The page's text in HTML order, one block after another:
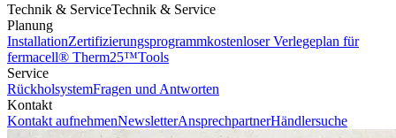
Technik & ServiceTechnik & Service
Planung
InstallationZertifizierungsprogrammkostenloser Verlegeplan für
fermacell® Therm25™Tools
Service
RückholsystemFragen und Antworten
Kontakt
Kontakt aufnehmenNewsletterAnsprechpartnerHändlersuche